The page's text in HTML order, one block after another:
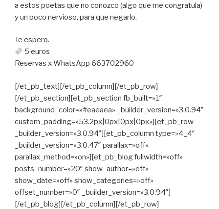
a estos poetas que no conozco (algo que me congratula)
y un poco nervioso, para que negarlo.
Te espero.
5 euros
Reservas x WhatsApp 663702960
[/et_pb_text][/et_pb_column][/et_pb_row]
[/et_pb_section][et_pb_section fb_built=»1″
background_color=»#eaeaea» _builder_version=»3.0.94″
custom_padding=»53.2px|0px|0px|0px»][et_pb_row
_builder_version=»3.0.94″][et_pb_column type=»4_4″
_builder_version=»3.0.47″ parallax=»off»
parallax_method=»on»][et_pb_blog fullwidth=»off»
posts_number=»20″ show_author=»off»
show_date=»off» show_categories=»off»
offset_number=»0″ _builder_version=»3.0.94″]
[/et_pb_blog][/et_pb_column][/et_pb_row]